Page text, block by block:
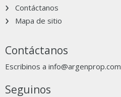
Contáctanos
Mapa de sitio
Contáctanos
Escribinos a info@argenprop.com
Seguinos